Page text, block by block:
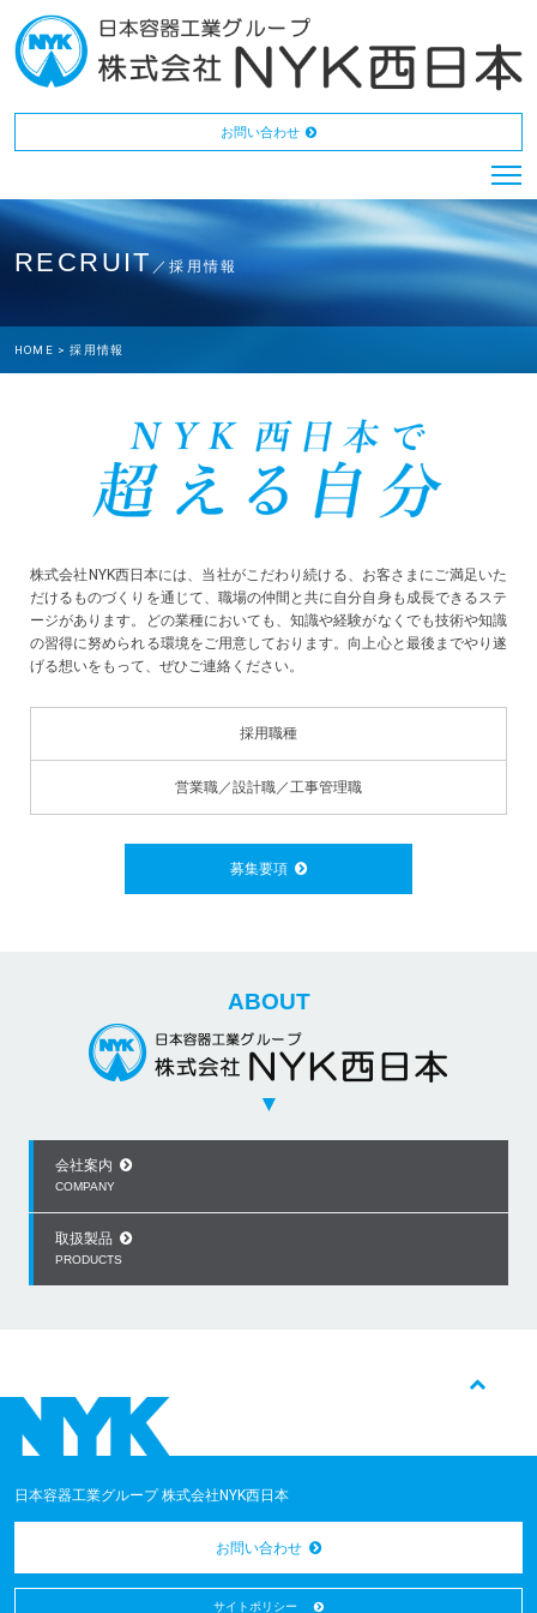
お問い合わせ
RECRUIT／採用情報
HOME >採用情報
株式会社NYK西日本には、当社がこだわり続ける、お客さまにご満足いた
だけるものづくりを通じて、職場の仲間と共に自分自身も成長できるステ
ージがあります。どの業種においても、知識や経験がなくでも技術や知識
の習得に努められる環境をご用意しております。向上心と最後までやり遂
げる想いをもって、ぜひご連絡ください。
採用職種
営業職／設計職／工事管理職
募集要項
ABOUT
▼
会社案内
COMPANY
取扱製品
PRODUCTS
日本容器工業グループ 株式会社NYK西日本
お問い合わせ
サイトポリシー